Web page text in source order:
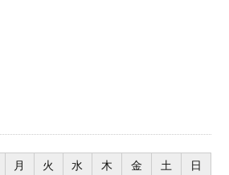
月 火 水 木 金 土
日